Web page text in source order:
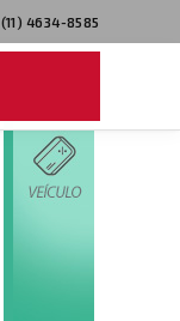
(11) 4634-8585